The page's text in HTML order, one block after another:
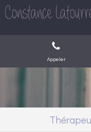
Appeler